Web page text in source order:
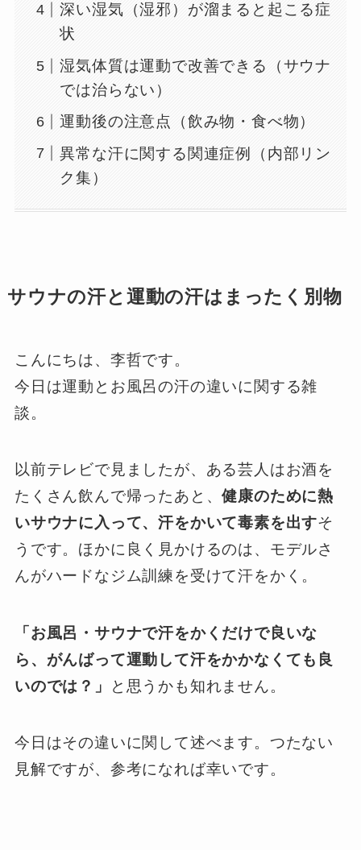
深い湿気（湿邪）が溜まると起こる症
状
湿気体質は運動で改善できる（サウナ
では治らない）
運動後の注意点（飲み物・食べ物）
異常な汗に関する関連症例（内部リン
ク集）
サウナの汗と運動の汗はまったく別物
こんにちは、李哲です。
今日は運動とお風呂の汗の違いに関する雑
談。
以前テレビで見ましたが、ある芸人はお酒を
たくさん飲んで帰ったあと、健康のために熱
いサウナに入って、汗をかいて毒素を出すそ
うです。ほかに良く見かけるのは、モデルさ
んがハードなジム訓練を受けて汗をかく。
「お風呂・サウナで汗をかくだけで良いな
ら、がんばって運動して汗をかかなくても良
いのでは？」
と思うかも知れません。
今日はその違いに関して述べます。つたない
見解ですが、参考になれば幸いです。